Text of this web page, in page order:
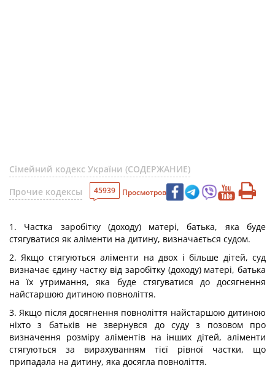
Сімейний кодекс України (СОДЕРЖАНИЕ)
Прочие кодексы
45939 Просмотров
1. Частка заробітку (доходу) матері, батька, яка буде
стягуватися як аліменти на дитину, визначається судом.
2. Якщо стягуються аліменти на двох і більше дітей, суд
визначає єдину частку від заробітку (доходу) матері, батька
на їх утримання, яка буде стягуватися до досягнення
найстаршою дитиною повноліття.
3. Якщо після досягнення повноліття найстаршою дитиною
ніхто з батьків не звернувся до суду з позовом про
визначення розміру аліментів на інших дітей, аліменти
стягуються за вирахуванням тієї рівної частки, що
припадала на дитину, яка досягла повноліття.